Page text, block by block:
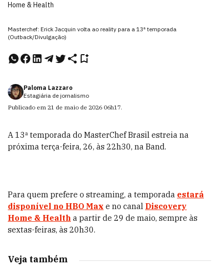
Home & Health
Masterchef: Erick Jacquin volta ao reality para a 13ª temporada
(Outback/Divulgação)
Paloma Lazzaro
Estagiária de jornalismo
Publicado em 21 de maio de 2026 06h17.
A 13ª temporada do MasterChef Brasil estreia na
próxima terça-feira, 26, às 22h30, na Band.
Para quem prefere o streaming, a temporada estará
disponível no HBO Max e no canal Discovery
Home & Health a partir de 29 de maio, sempre às
sextas-feiras, às 20h30.
Veja também